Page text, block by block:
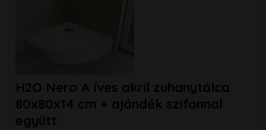
H2O Nero A íves akril zuhanytálca
80x80x14 cm + ajándék szifonnal
együtt